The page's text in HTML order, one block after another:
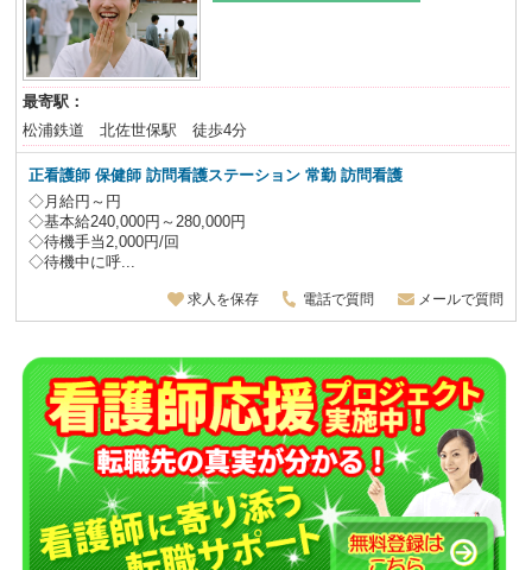
最寄駅：
松浦鉄道 北佐世保駅 徒歩4分
正看護師 保健師 訪問看護ステーション 常勤 訪問看護
◇月給円～円
◇基本給240,000円～280,000円
◇待機手当2,000円/回
◇待機中に呼...
求人を保存 電話で質問 メールで質問